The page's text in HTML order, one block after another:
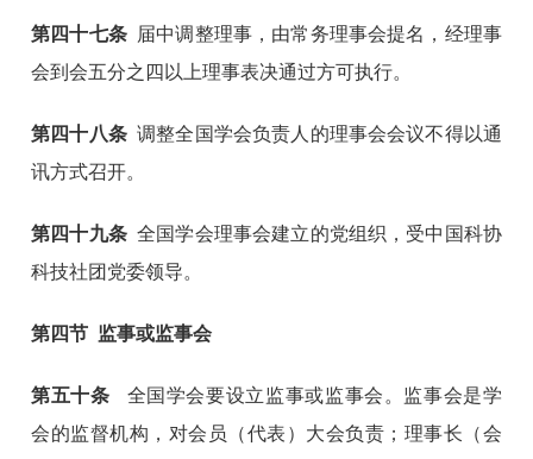
第四十七条届中调整理事，由常务理事会提名，经理事
会到会五分之四以上理事表决通过方可执行。
第四十八条调整全国学会负责人的理事会会议不得以通
讯方式召开。
第四十九条全国学会理事会建立的党组织，受中国科协
科技社团党委领导。
第四节 监事或监事会
第五十条 全国学会要设立监事或监事会。监事会是学
会的监督机构，对会员（代表）大会负责；理事长（会